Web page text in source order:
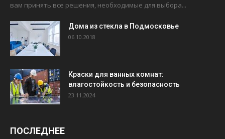
вам принять все решения, необходимые для выбора...
Дома из стекла в Подмосковье
06.10.2018
Краски для ванных комнат:
влагостойкость и безопасность
23.11.2024
ПОСЛЕДНЕЕ